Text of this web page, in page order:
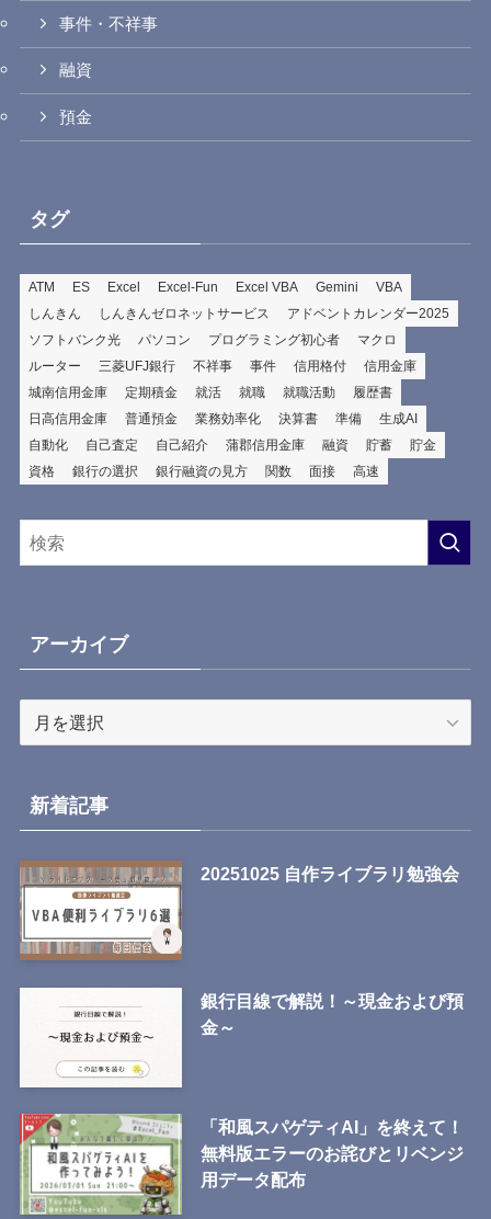
事件・不祥事
融資
預金
タグ
ATM ES Excel Excel-Fun Excel VBA Gemini
VBA
しんきん
しんきんゼロネットサービス
アドベントカレンダー2025
ソフトバンク光
パソコン プログラミング初心者
マクロ
ルーター
三菱UFJ銀行 不祥事 事件 信用格付
信用金庫
城南信用金庫
定期積金 就活 就職 就職活動
履歴書
日高信用金庫
普通預金 業務効率化 決算書 準備
生成AI
自動化
自己査定 自己紹介 蒲郡信用金庫 融資 貯蓄
貯金
資格
銀行の選択 銀行融資の見方 関数 面接 高速
アーカイブ
イ
ブ
新着記事
20251025 自作ライブラリ勉強会
銀行目線で解説！～現金および預
金～
「和風スパゲティAI」を終えて！
無料版エラーのお詫びとリベンジ
用データ配布